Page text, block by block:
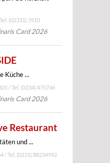
(02331) 3910
Card 2026
Küche ...
/ Tel. (0234) 475746
Card 2026
Restaurant
und ...
/ Tel. (0231) 88234992